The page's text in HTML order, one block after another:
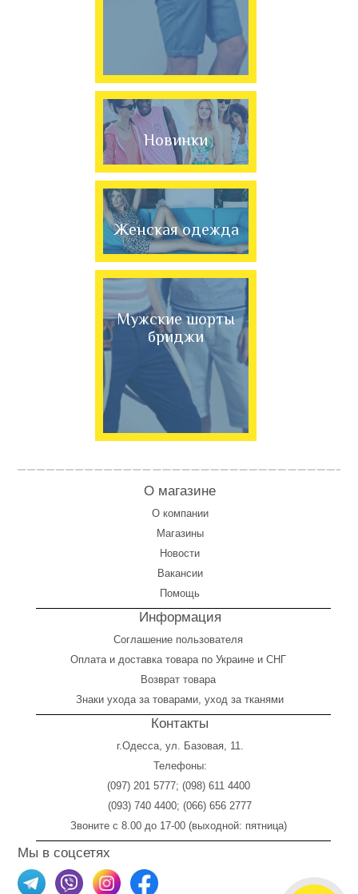
Новинки
Женская одежда
Мужские шорты
бриджи
О магазине
О компании
Магазины
Новости
Вакансии
Помощь
Информация
Соглашение пользователя
Оплатаи доставка товара по Украине и СНГ
Возврат товара
Знаки ухода за товарами, уход за тканями
Контакты
г.Одесса, ул. Базовая, 11.
Телефоны:
(097) 201 5777; (098) 611 4400
(093) 740 4400; (066) 656 2777
Звоните с 8.00 до 17-00 (выходной: пятница)
Мы в соцсетях